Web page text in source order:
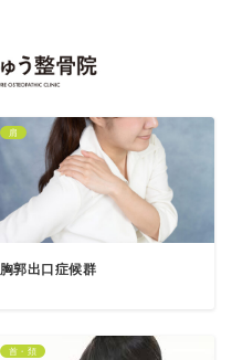
肩
胸郭出口症候群
首・頚